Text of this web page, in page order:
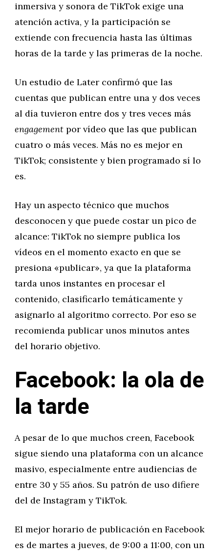
inmersiva y sonora de TikTok exige una
atención activa, y la participación se
extiende con frecuencia hasta las últimas
horas de la tarde y las primeras de la noche.
Un estudio de Later confirmó que las
cuentas que publican entre una y dos veces
al día tuvieron entre dos y tres veces más
engagement por vídeo que las que publican
cuatro o más veces. Más no es mejor en
TikTok; consistente y bien programado sí lo
es.
Hay un aspecto técnico que muchos
desconocen y que puede costar un pico de
alcance: TikTok no siempre publica los
vídeos en el momento exacto en que se
presiona «publicar», ya que la plataforma
tarda unos instantes en procesar el
contenido, clasificarlo temáticamente y
asignarlo al algoritmo correcto. Por eso se
recomienda publicar unos minutos antes
del horario objetivo.
Facebook: la ola de
la tarde
A pesar de lo que muchos creen, Facebook
sigue siendo una plataforma con un alcance
masivo, especialmente entre audiencias de
entre 30 y 55 años. Su patrón de uso difiere
del de Instagram y TikTok.
El mejor horario de publicación en Facebook
es de martes a jueves, de 9:00 a 11:00, con un